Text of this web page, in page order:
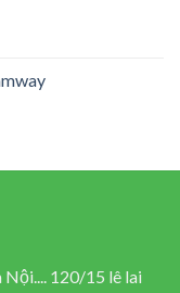
₫.
₫.
120/15 lê lai